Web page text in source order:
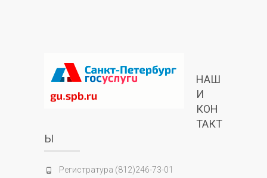
НАШ
И
КОН
ТАКТ
Ы
Регистратура (812)246-73-01